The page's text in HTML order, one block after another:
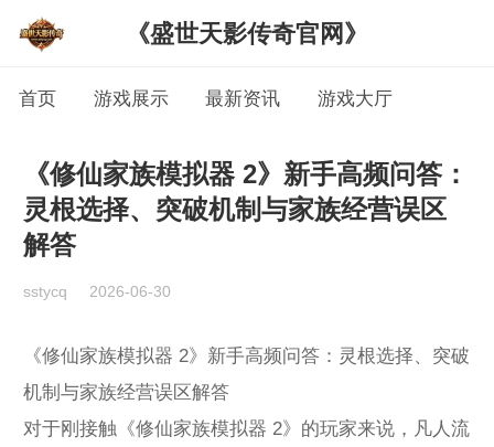
《盛世天影传奇官网》
首页 游戏展示 最新资讯 游戏大厅
《修仙家族模拟器 2》新手高频问答：
灵根选择、突破机制与家族经营误区
解答
sstycq 2026-06-30
《修仙家族模拟器 2》新手高频问答：灵根选择、突破
机制与家族经营误区解答
对于刚接触《修仙家族模拟器 2》的玩家来说，凡人流